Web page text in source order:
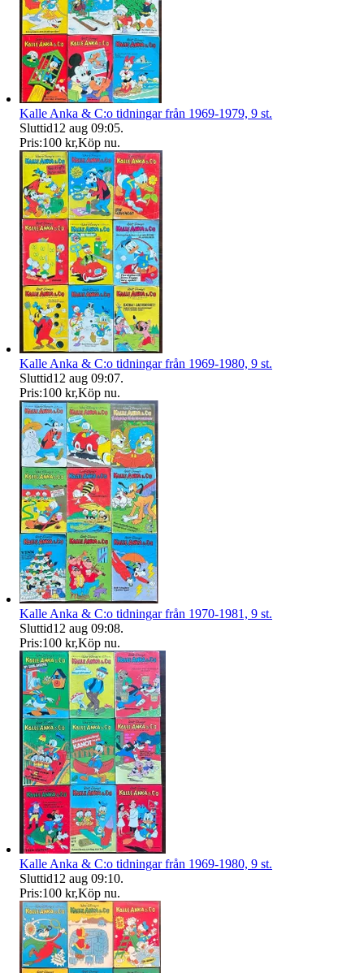
Kalle Anka & C:o tidningar från 1969-1979, 9 st.
Sluttid12 aug 09:05.
Pris:100 kr,Köp nu.
Kalle Anka & C:o tidningar från 1969-1980, 9 st.
Sluttid12 aug 09:07.
Pris:100 kr,Köp nu.
Kalle Anka & C:o tidningar från 1970-1981, 9 st.
Sluttid12 aug 09:08.
Pris:100 kr,Köp nu.
Kalle Anka & C:o tidningar från 1969-1980, 9 st.
Sluttid12 aug 09:10.
Pris:100 kr,Köp nu.